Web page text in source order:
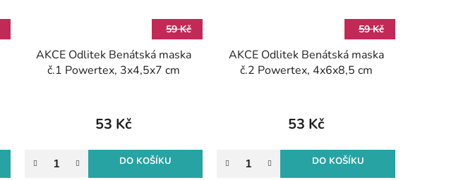
59 Kč
AKCE Odlitek Benátská maska
č.1 Powertex, 3x4,5x7 cm
53 Kč
DO KOŠÍKU
59 Kč
AKCE Odlitek Benátská maska
č.2 Powertex, 4x6x8,5 cm
53 Kč
DO KOŠÍKU